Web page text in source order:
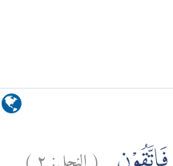
(النحل:٢)